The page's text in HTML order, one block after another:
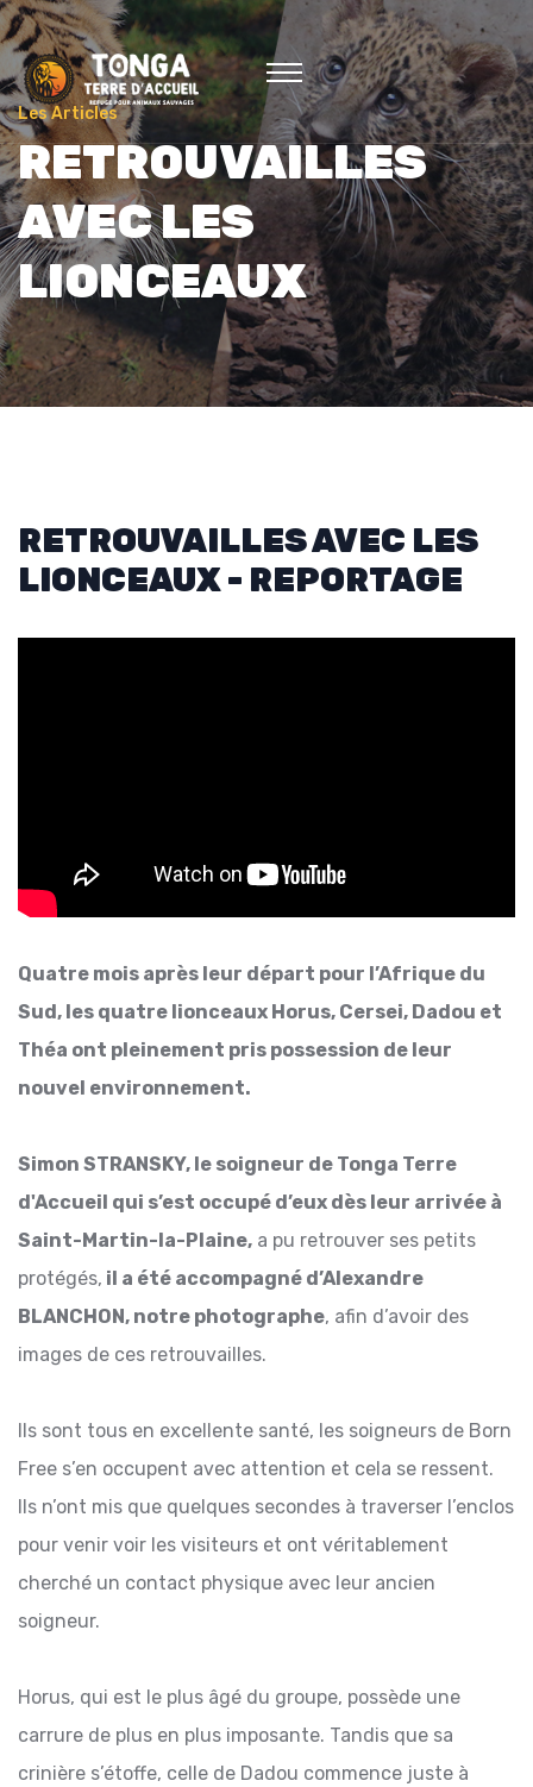
Les Articles
RETROUVAILLES
AVEC LES
LIONCEAUX
RETROUVAILLES AVEC LES
LIONCEAUX - REPORTAGE
Quatre mois après leur départ pour l’Afrique du
Sud, les quatre lionceaux Horus, Cersei, Dadou et
Théa ont pleinement pris possession de leur
nouvel environnement.
Simon STRANSKY, le soigneur de Tonga Terre
d'Accueil qui s’est occupé d’eux dès leur arrivée à
Saint-Martin-la-Plaine, a pu retrouver ses petits
protégés, il a été accompagné d’Alexandre
BLANCHON, notre photographe, afin d’avoir des
images de ces retrouvailles.
Ils sont tous en excellente santé, les soigneurs de Born
Free s’en occupent avec attention et cela se ressent.
Ils n’ont mis que quelques secondes à traverser l’enclos
pour venir voir les visiteurs et ont véritablement
cherché un contact physique avec leur ancien
soigneur.
Horus, qui est le plus âgé du groupe, possède une
carrure de plus en plus imposante. Tandis que sa
crinière s’étoffe, celle de Dadou commence juste à